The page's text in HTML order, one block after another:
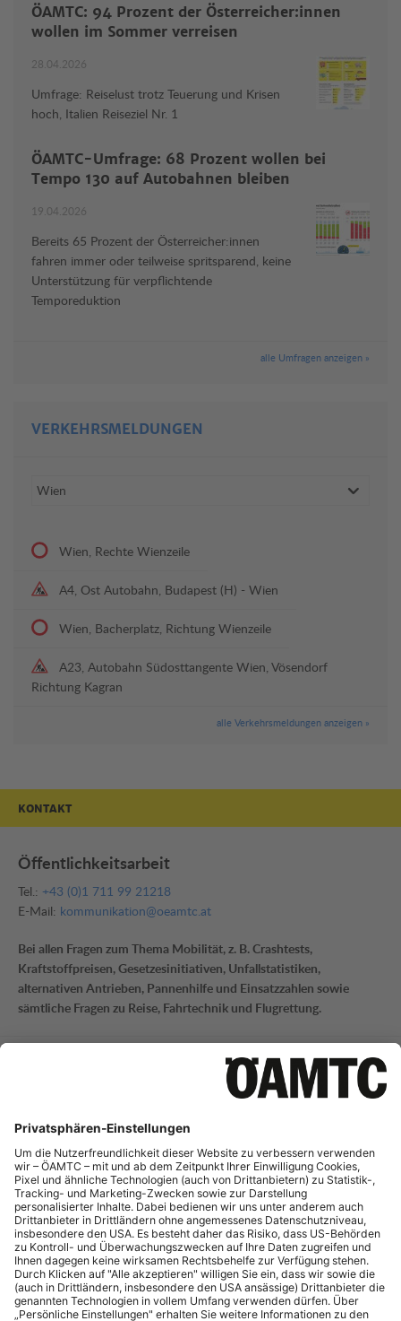
ÖAMTC: 94 Prozent der Österreicher:innen
wollen im Sommer verreisen
28.04.2026
Umfrage: Reiselust trotz Teuerung und Krisen
hoch, Italien Reiseziel Nr. 1
ÖAMTC-Umfrage: 68 Prozent wollen bei
Tempo 130 auf Autobahnen bleiben
19.04.2026
Bereits 65 Prozent der Österreicher:innen
fahren immer oder teilweise spritsparend, keine
Unterstützung für verpflichtende
Temporeduktion
alle Umfragen anzeigen »
VERKEHRSMELDUNGEN
Wien, Rechte Wienzeile
A4, Ost Autobahn, Budapest (H) - Wien
Wien, Bacherplatz, Richtung Wienzeile
A23, Autobahn Südosttangente Wien, Vösendorf
Richtung Kagran
alle Verkehrsmeldungen anzeigen »
KONTAKT
Öffentlichkeitsarbeit
Tel.: +43 (0)1 711 99 21218
E-Mail: kommunikation@oeamtc.at
Bei allen Fragen zum Thema Mobilität, z. B. Crashtests,
Kraftstoffpreisen, Gesetzesinitiativen, Unfallstatistiken,
alternativen Antrieben, Pannenhilfe und Einsatzzahlen sowie
sämtliche Fragen zu Reise, Fahrtechnik und Flugrettung.
E-Mail:
mi-presse@oeamtc.at
Bei Fragen zur aktuellen Verkehrslage und Straßeninfrastruktur
sowie Telematik.
Portale